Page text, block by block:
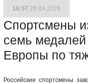
16:57 26.04.2026
Спортсмены
семь
Европы по
Российские спортсмены